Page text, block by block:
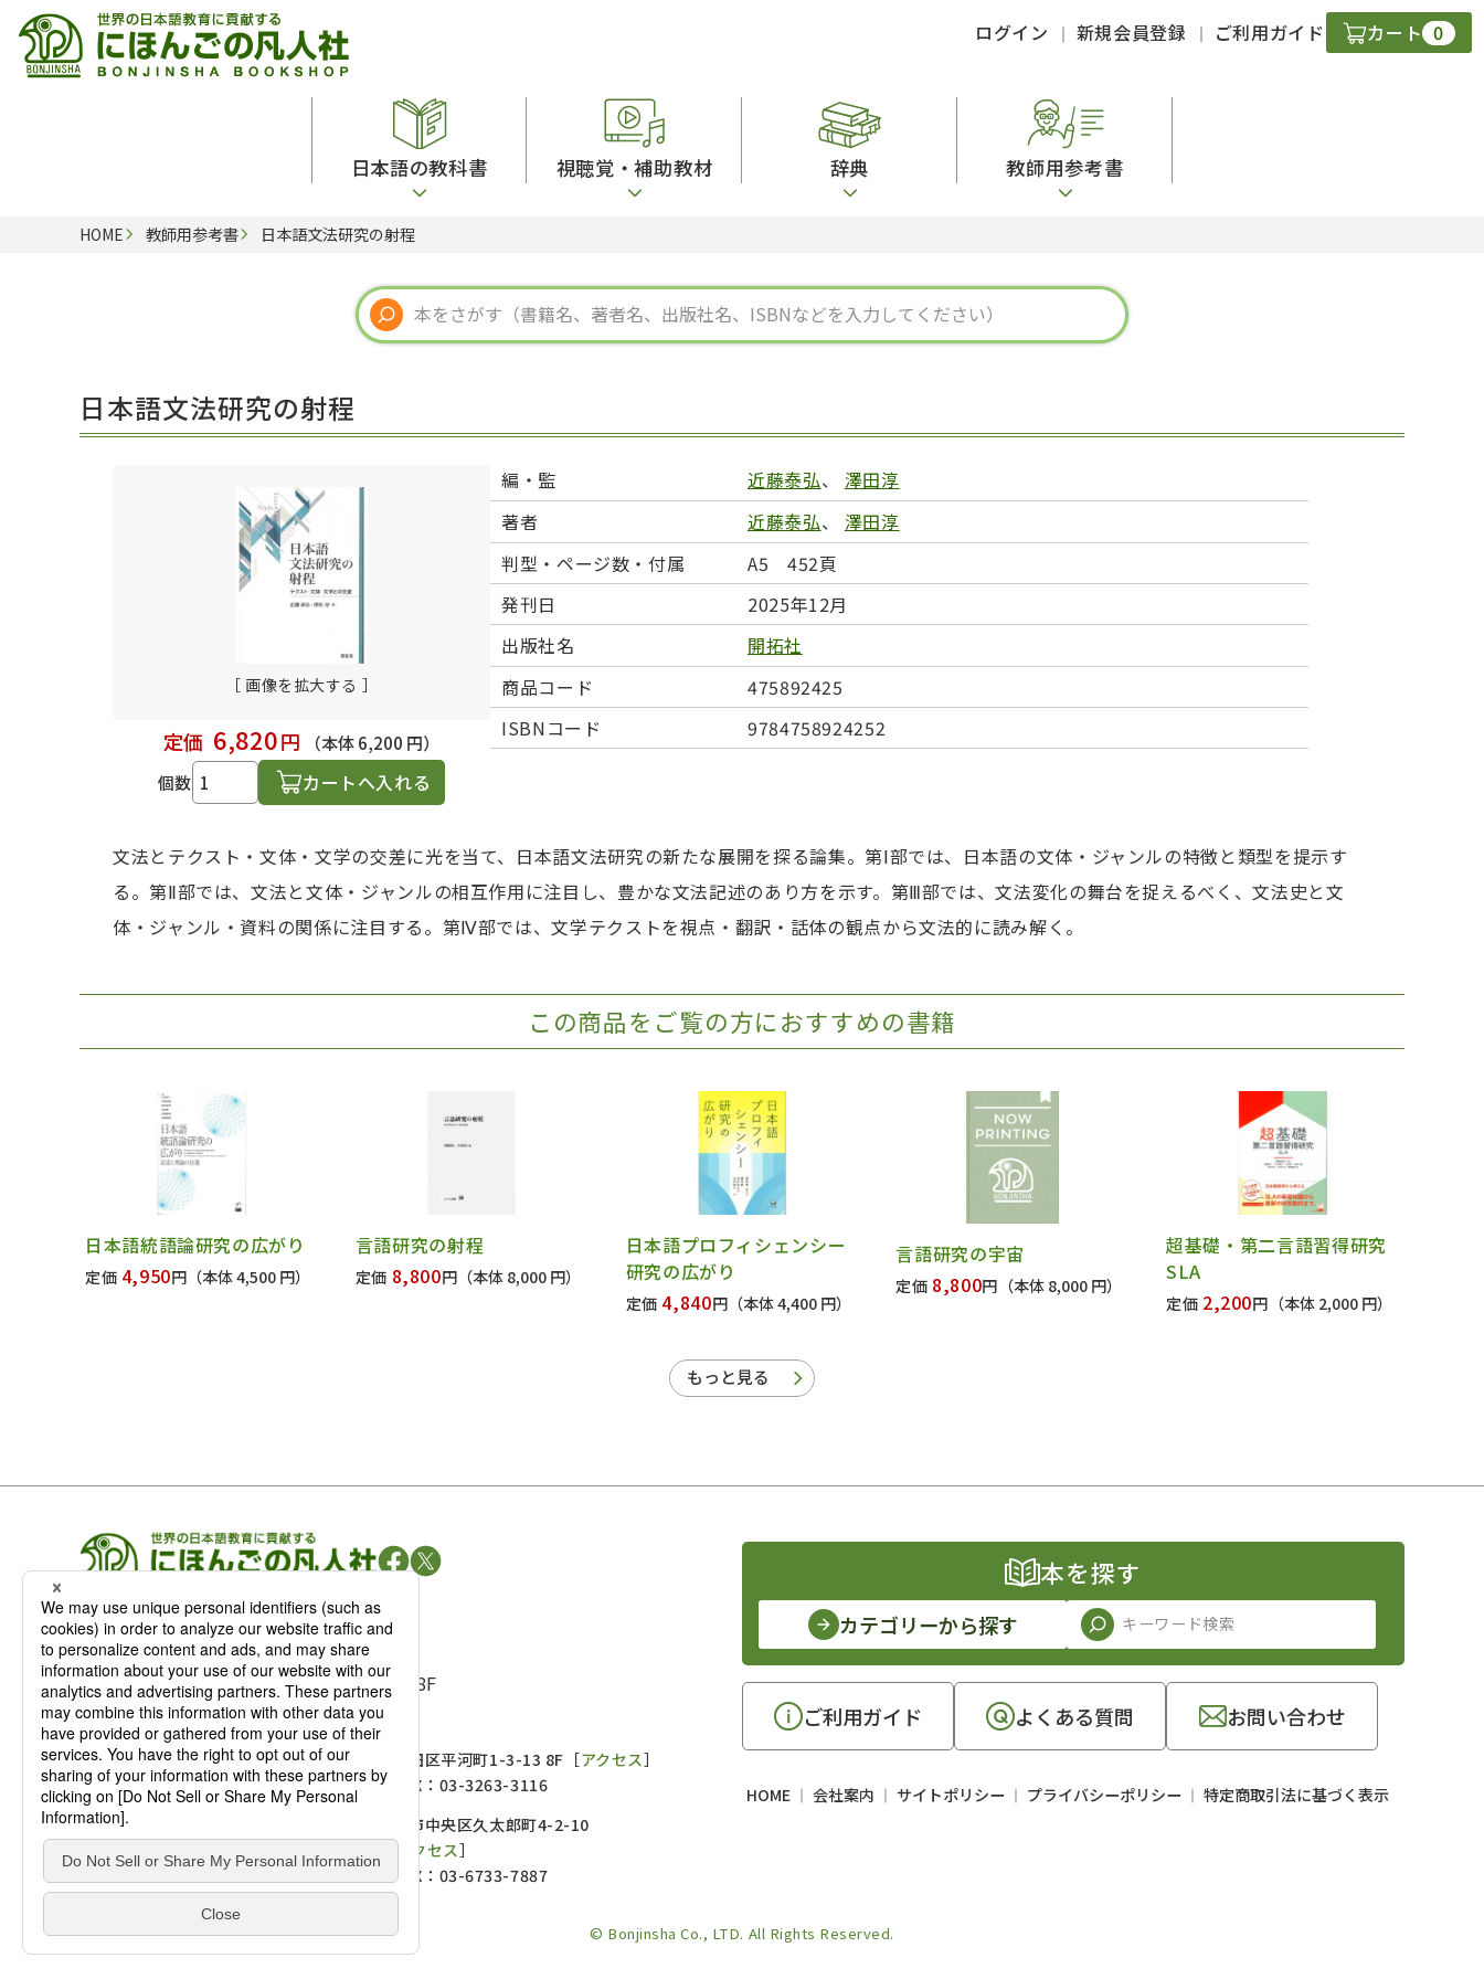
ログイン 新規会員登録 ご利用ガイド カート 0
日本語の教科書
留学生向け専門分野
子ども向け
文法
発音・聴解
作文
練習問題
日本語能力試験対策
日本留学試験対策
学校情報
日本語学習関連副読本
定期刊行物
視聴覚・補助教材
カード・ゲーム・絵教材
絵本・子ども向け補助 図表
辞典
スペイン語辞典
中国語辞典
ドイツ語辞典
ポルトガル語辞典
ロシア語辞典
語学・文法辞典
表現・用字用語辞典 比較文化辞典
教師用参考書
語彙・意味
文章・談話・表現
表記
言語学
多言語社会・言語政策
言語の諸相
アカデミック・スキル
HOME 教師用参考書 日本語文法研究の射程
日本語文法研究の射程
［ 画像を拡大する ］
定価 6,820円
（本体 6,200 円）
個数
カートへ入れる
編・監 近藤泰弘、 澤田淳
著者
近藤泰弘、 澤田淳
判型・ページ数・付属
A5 452頁
発刊日
2025年12月
出版社名
開拓社
商品コード
475892425
ISBNコード
9784758924252
文法とテクスト・文体・文学の交差に光を当て、日本語文法研究の新たな展開を探る論集。第Ⅰ部では、日本語の文体・ジャンルの特徴と類型を提示す
る。第Ⅱ部では、文法と文体・ジャンルの相互作用に注目し、豊かな文法記述のあり方を示す。第Ⅲ部では、文法変化の舞台を捉えるべく、文法史と文
体・ジャンル・資料の関係に注目する。第Ⅳ部では、文学テクストを視点・翻訳・話体の観点から文法的に読み解く。
この商品をご覧の方におすすめの書籍
日本語統語論研究の広がり
定価 4,950円 （本体 4,500 円）
言語研究の射程
定価 8,800円 （本体 8,000 円）
日本語プロフィシェンシー
研究の広がり
定価 4,840円 （本体 4,400 円）
言語研究の宇宙
定価 8,800円 （本体 8,000 円）
超基礎・第二言語習得研究
SLA
定価 2,200円 （本体 2,000 円）
もっと見る
凡人社の出版情報
〒102-0093 東京都千代田区平河町 1-3-13 8F
TEL：03-3263-3959／FAX：03-3263-3116
麹町店
〒102-0093 東京都千代田区平河町1-3-13 8F［アクセス］
TEL：03-3239-8673／FAX：03-3263-3116
大阪店
〒541-0056 大阪府大阪市中央区久太郎町4-2-10
アクセス］
TEL：06-4256-2684／FAX：03-6733-7887
本を探す
カテゴリーから探す
ご利用ガイド よくある質問 お問い合わせ
HOME 会社案内 サイトポリシー プライバシーポリシー 特定商取引法に基づく表示
© Bonjinsha Co., LTD. All Rights Reserved.